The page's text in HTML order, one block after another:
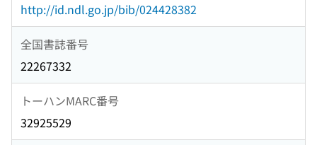
http://id.ndl.go.jp/bib/024428382
全国書誌番号
22267332
トーハンMARC番号
32925529